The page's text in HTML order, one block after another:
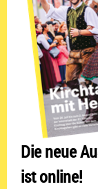
Die neue
ist online!